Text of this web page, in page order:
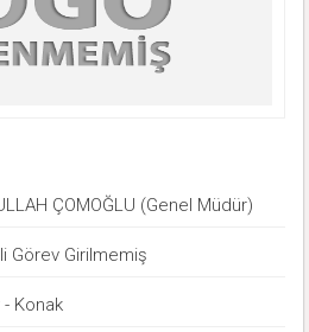
ÇOMOĞLU (Genel Müdür)
Görev Girilmemiş
Konak